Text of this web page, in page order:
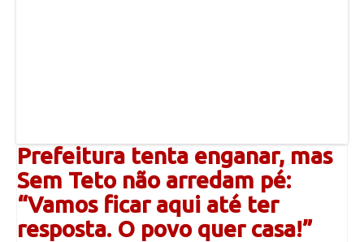
Prefeitura tenta enganar, mas
Sem Teto não arredam pé:
“Vamos ficar aqui até ter
resposta. O povo quer casa!”